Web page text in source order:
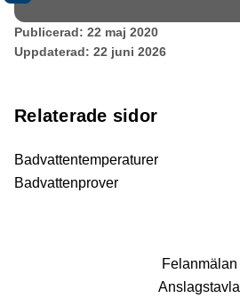
Publicerad: 22 maj 2020
Uppdaterad: 22 juni 2026
Relaterade sidor
Badvattentemperaturer
Badvattenprover
Fel­anmälan
Anslags­tavla